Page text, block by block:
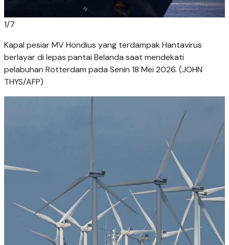
1/7
Kapal pesiar MV Hondius yang terdampak Hantavirus
berlayar di lepas pantai Belanda saat mendekati
pelabuhan Rotterdam pada Senin 18 Mei 2026. (JOHN
THYS/AFP)